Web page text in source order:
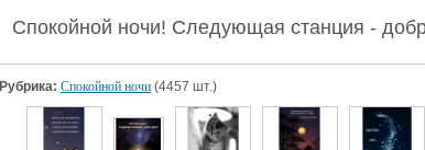
Спокойной ночи! Следующая станция -
Рубрика: Спокойной ночи (4457 шт.)